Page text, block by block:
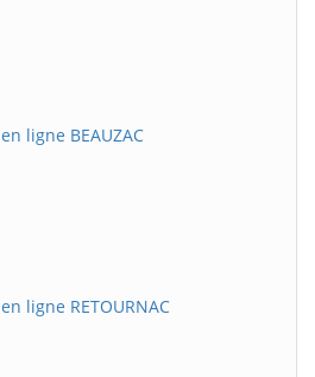
ligne BEAUZAC
ligne RETOURNAC